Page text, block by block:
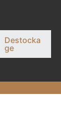
Destocka
ge